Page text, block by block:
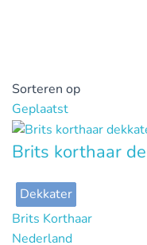
Sorteren op
Geplaatst
Brits korthaar
Dekkater
Brits Korthaar
Nederland